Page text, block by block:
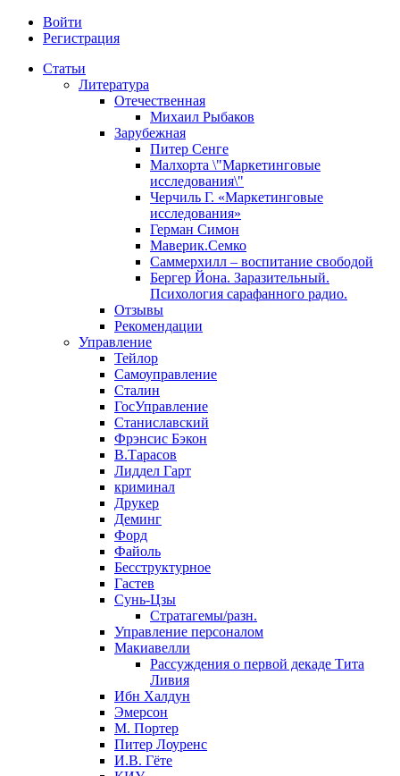
Войти
Регистрация
Статьи
Литература
Отечественная
Михаил Рыбаков
Зарубежная
Питер Сенге
Малхорта \"Маркетинговые
исследования\"
Черчиль Г. «Маркетинговые
исследования»
Герман Симон
Маверик.Семко
Саммерхилл – воспитание свободой
Бергер Йона. Заразительный.
Психология сарафанного радио.
Отзывы
Рекомендации
Управление
Тейлор
Самоуправление
Сталин
ГосУправление
Станиславский
Фрэнсис Бэкон
В.Тарасов
Лиддел Гарт
криминал
Друкер
Деминг
Форд
Файоль
Бесструктурное
Гастев
Сунь-Цзы
Стратагемы/разн.
Управление персоналом
Макиавелли
Рассуждения о первой декаде Тита
Ливия
Ибн Халдун
Эмерсон
М. Портер
Питер Лоуренс
И.В. Гёте